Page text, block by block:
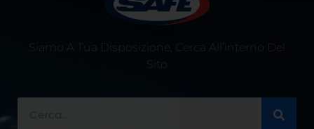
Siamo A Tua Disposizione, Cerca All’interno Del
Sito